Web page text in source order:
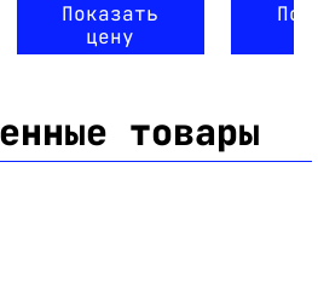
Показать
цену
товары